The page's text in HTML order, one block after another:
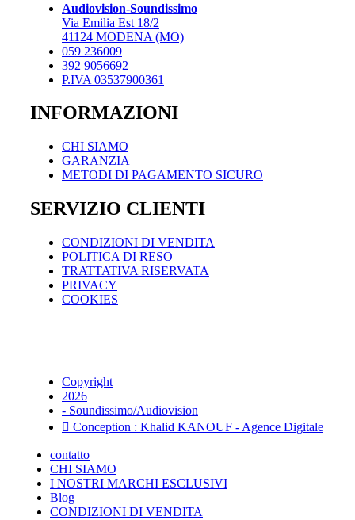
Audiovision-Soundissimo
Via Emilia Est 18/2
41124 MODENA (MO)
059 236009
392 9056692
P.IVA 03537900361
INFORMAZIONI
CHI SIAMO
GARANZIA
METODI DI PAGAMENTO SICURO
SERVIZIO CLIENTI
CONDIZIONI DI VENDITA
POLITICA DI RESO
TRATTATIVA RISERVATA
PRIVACY
COOKIES
Copyright
2026
- Soundissimo/Audiovision
Conception : Khalid KANOUF - Agence Digitale
contatto
CHI SIAMO
I NOSTRI MARCHI ESCLUSIVI
Blog
CONDIZIONI DI VENDITA